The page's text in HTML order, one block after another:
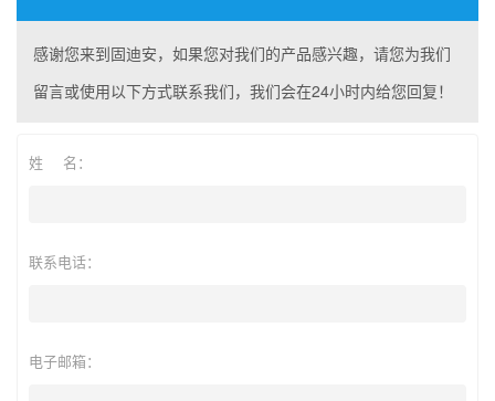
感谢您来到固迪安，如果您对我们的产品感兴趣，请您为我们
留言或使用以下方式联系我们，我们会在24小时内给您回复！
姓 名：
联系电话：
电子邮箱：